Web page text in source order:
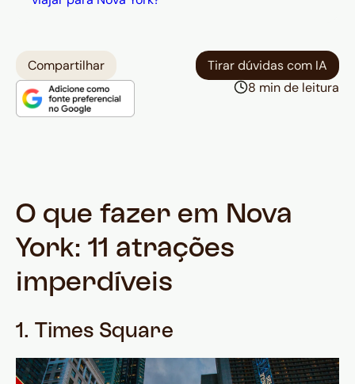
Compartilhar
Tirar dúvidas com IA
8 min de leitura
O que fazer em Nova
York: 11 atrações
imperdíveis
1. Times Square